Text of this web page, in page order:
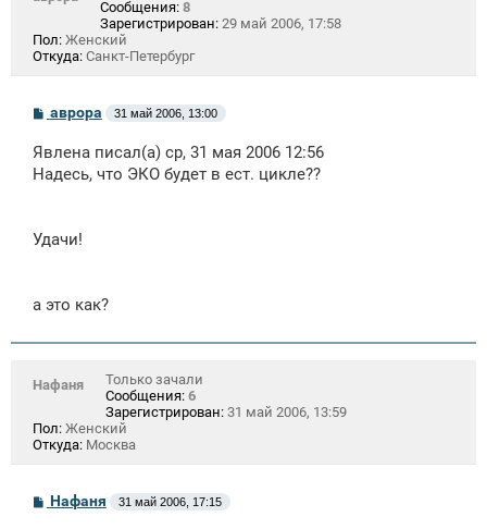
Сообщения: 8
Зарегистрирован: 29 май 2006, 17:58
Пол: Женский
Откуда: Санкт-Петербург
С
о
б
щ
аврора 31 май 2006, 13:00
Явлена писал(а) ср, 31 мая 2006 12:56
Надесь, что ЭКО будет в ест. цикле??
Удачи!
а это как?
Нафаня
Только зачали
Сообщения: 6
Зарегистрирован: 31 май 2006, 13:59
Пол: Женский
Откуда: Москва
С
о
Нафаня 31 май 2006, 17:15